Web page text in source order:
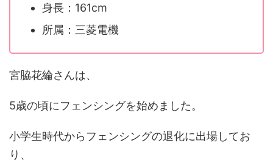
身長：161cm
所属：三菱電機
宮脇花綸さんは、
5歳の頃にフェンシングを始めました。
小学生時代からフェンシングの退化に出場してお
り、